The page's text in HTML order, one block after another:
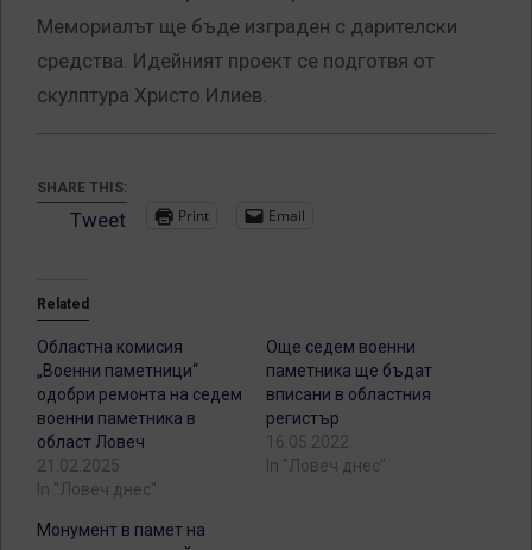
Мемориалът ще бъде изграден с дарителски
средства. Идейният проект се подготвя от
скулптура Христо Илиев.
SHARE THIS:
Tweet Print Email
Related
Областна комисия
„Военни паметници“
одобри ремонта на седем
военни паметника в
област Ловеч
21.02.2025
In "Ловеч днес"
Още седем военни
паметника ще бъдат
вписани в областния
регистър
16.05.2022
In "Ловеч днес"
Монумент в памет на